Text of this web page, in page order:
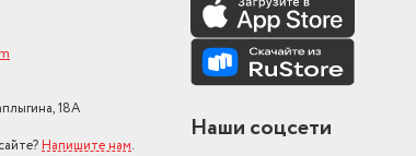
18А
Напишите нам.
Наши соцсети